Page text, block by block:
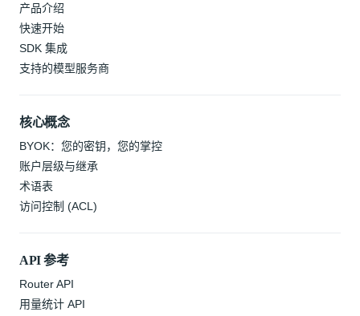
产品介绍
快速开始
SDK 集成
支持的模型服务商
核心概念
BYOK：您的密钥，您的掌控
账户层级与继承
术语表
访问控制 (ACL)
API 参考
Router API
用量统计 API